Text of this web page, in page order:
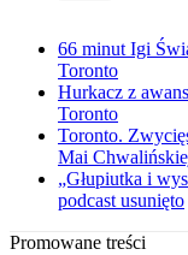
66 minut Igi
Toronto
Hurkacz z
Toronto
Toronto.
Mai
„Głupiutka i
podcast usunięto
Promowane treści